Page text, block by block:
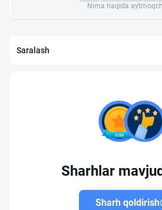
Nima haqida
Saralash
Sharhlar
Sharh qoldirish